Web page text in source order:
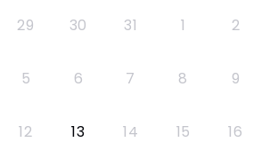
29 30 31 1 2
5 6 7 8 9
12 13 14 15 16